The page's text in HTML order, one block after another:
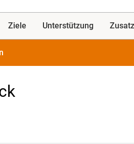
Ziele Unterstützung